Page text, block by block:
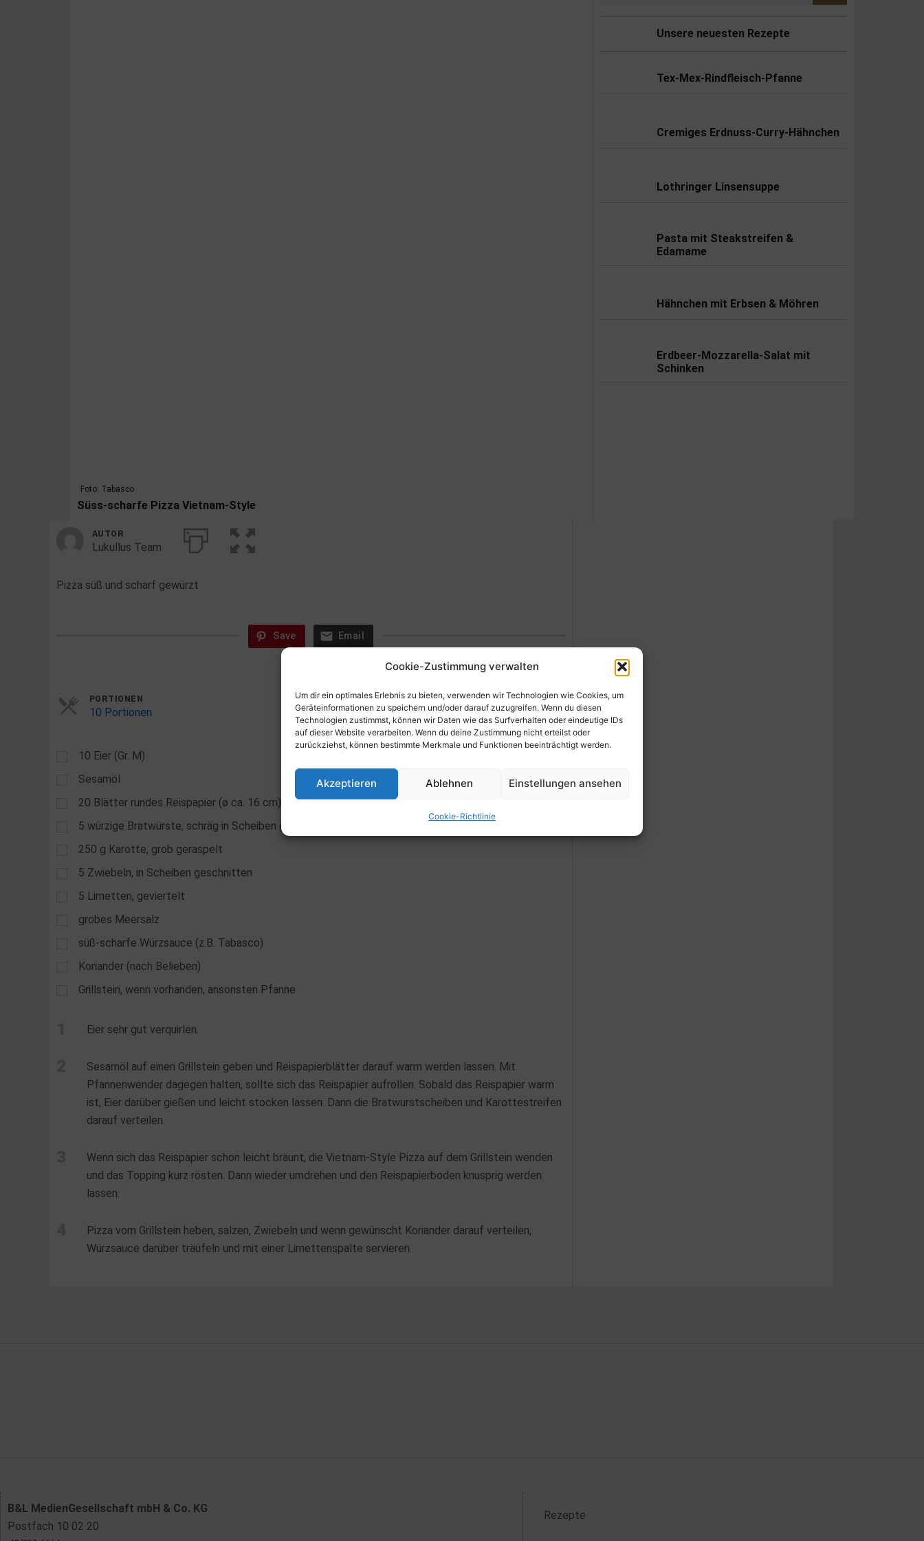
Cookie-Zustimmung verwalten
Um dir ein optimales Erlebnis zu bieten, verwenden wir Technologien wie Cookies, um
Geräteinformationen zu speichern und/oder darauf zuzugreifen. Wenn du diesen
Technologien zustimmst, können wir Daten wie das Surfverhalten oder eindeutige IDs
auf dieser Website verarbeiten. Wenn du deine Zustimmung nicht erteilst oder
zurückziehst, können bestimmte Merkmale und Funktionen beeinträchtigt werden.
Akzeptieren Ablehnen Einstellungen ansehen
Cookie-Richtlinie
Foto: Tabasco
Süss-scharfe Pizza Vietnam-Style
Unsere neuesten Rezepte
Tex-Mex-Rindfleisch-Pfanne
Cremiges Erdnuss-Curry-Hähnchen
Lothringer Linsensuppe
Pasta mit Steakstreifen &
Edamame
Hähnchen mit Erbsen & Möhren
Erdbeer-Mozzarella-Salat mit
Schinken
AUTOR
Lukullus Team
Pizza süß und scharf gewürzt
Save Email
PORTIONEN
10 Portionen
10 Eier (Gr. M)
Sesamöl
20 Blätter rundes Reispapier (ø ca. 16 cm)
5 würzige Bratwürste, schräg in Scheiben geschnitten
250 g Karotte, grob geraspelt
5 Zwiebeln, in Scheiben geschnitten
5 Limetten, geviertelt
grobes Meersalz
süß-scharfe Würzsauce (z.B. Tabasco)
Koriander (nach Belieben)
Grillstein, wenn vorhanden, ansonsten Pfanne
Eier sehr gut verquirlen.
Sesamöl auf einen Grillstein geben und Reispapierblätter darauf warm werden lassen. Mit
Pfannenwender dagegen halten, sollte sich das Reispapier aufrollen. Sobald das Reispapier warm
ist, Eier darüber gießen und leicht stocken lassen. Dann die Bratwurstscheiben und Karottestreifen
darauf verteilen.
Wenn sich das Reispapier schon leicht bräunt, die Vietnam-Style Pizza auf dem Grillstein wenden
und das Topping kurz rösten. Dann wieder umdrehen und den Reispapierboden knusprig werden
lassen.
Pizza vom Grillstein heben, salzen, Zwiebeln und wenn gewünscht Koriander darauf verteilen,
Würzsauce darüber träufeln und mit einer Limettenspalte servieren.
B&L MedienGesellschaft mbH & Co. KG
Postfach 10 02 20
Rezepte